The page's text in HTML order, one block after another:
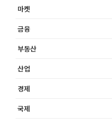
마켓
금융
부동산
산업
경제
국제